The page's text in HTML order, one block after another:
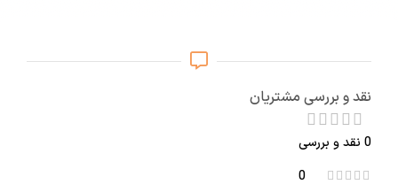
نقد و بررسی مشتریان
0 نقد و بررسی
0